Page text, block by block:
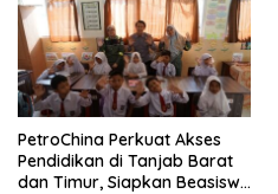
PetroChina Perkuat Akses
Pendidikan di Tanjab Barat
dan Timur, Siapkan Beasiswa